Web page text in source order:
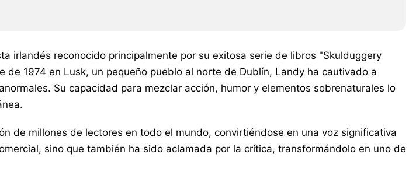
irlandés reconocido principalmente por su exitosa serie de libros "Skulduggery
de 1974 en Lusk, un pequeño pueblo al norte de Dublín, Landy ha cautivado a
Su capacidad para mezclar acción, humor y elementos sobrenaturales lo
de millones de lectores en todo el mundo, convirtiéndose en una voz significativa
sino que también ha sido aclamada por la crítica, transformándolo en uno de